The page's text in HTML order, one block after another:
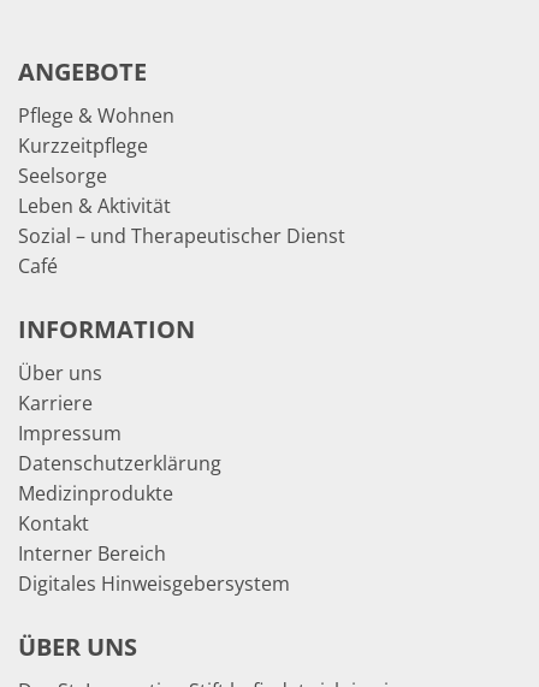
ANGEBOTE
Pflege & Wohnen
Kurzzeitpflege
Seelsorge
Leben & Aktivität
Sozial – und Therapeutischer Dienst
Café
INFORMATION
Über uns
Karriere
Impressum
Datenschutzerklärung
Medizinprodukte
Kontakt
Interner Bereich
Digitales Hinweisgebersystem
ÜBER UNS